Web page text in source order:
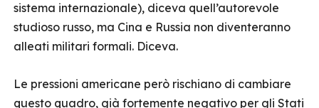
sistema internazionale), diceva quell’autorevole
studioso russo, ma Cina e Russia non diventeranno
alleati militari formali. Diceva.
Le pressioni americane però rischiano di cambiare
questo quadro, già fortemente negativo per gli Stati